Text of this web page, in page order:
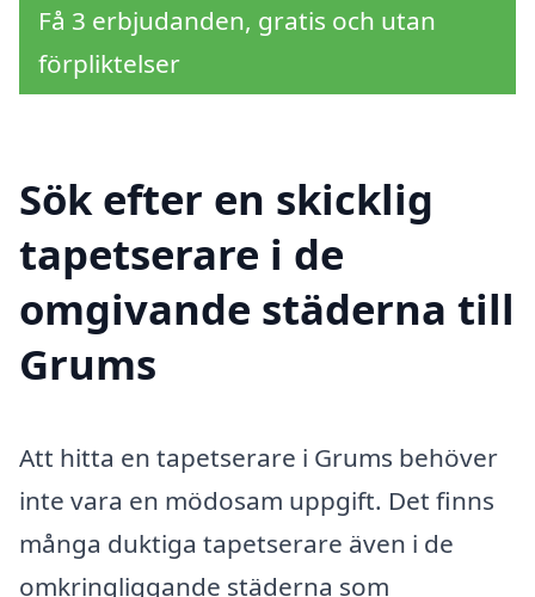
Få 3 erbjudanden, gratis och utan
förpliktelser
Sök efter en skicklig
tapetserare i de
omgivande städerna till
Grums
Att hitta en tapetserare i Grums behöver
inte vara en mödosam uppgift. Det finns
många duktiga tapetserare även i de
omkringliggande städerna som